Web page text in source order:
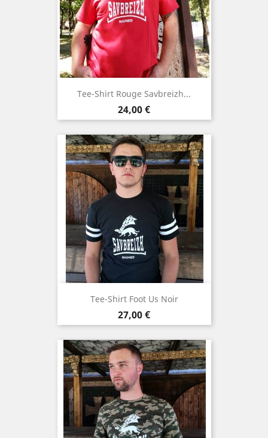
Tee-Shirt Rouge Savbreizh...
Preis
24,00 €
Tee-Shirt Foot Us Noir
Preis
27,00 €